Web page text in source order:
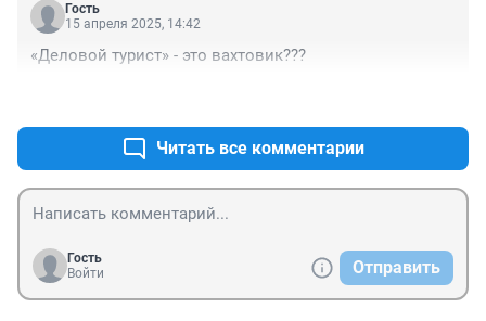
Гость
15 апреля 2025, 14:42
«Деловой турист» - это вахтовик???
Читать все комментарии
Гость
Войти
Отправить